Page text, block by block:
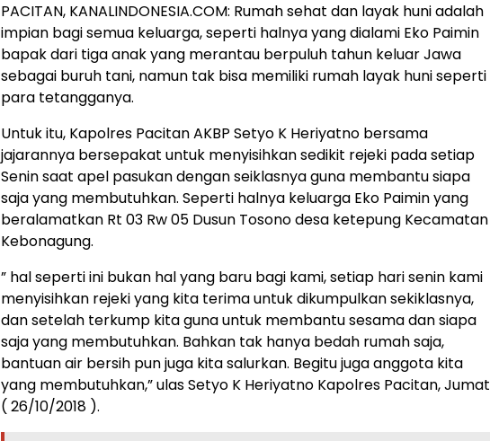
PACITAN, KANALINDONESIA.COM: Rumah sehat dan layak huni adalah
impian bagi semua keluarga, seperti halnya yang dialami Eko Paimin
bapak dari tiga anak yang merantau berpuluh tahun keluar Jawa
sebagai buruh tani, namun tak bisa memiliki rumah layak huni seperti
para tetangganya.
Untuk itu, Kapolres Pacitan AKBP Setyo K Heriyatno bersama
jajarannya bersepakat untuk menyisihkan sedikit rejeki pada setiap
Senin saat apel pasukan dengan seiklasnya guna membantu siapa
saja yang membutuhkan. Seperti halnya keluarga Eko Paimin yang
beralamatkan Rt 03 Rw 05 Dusun Tosono desa ketepung Kecamatan
Kebonagung.
” hal seperti ini bukan hal yang baru bagi kami, setiap hari senin kami
menyisihkan rejeki yang kita terima untuk dikumpulkan sekiklasnya,
dan setelah terkump kita guna untuk membantu sesama dan siapa
saja yang membutuhkan. Bahkan tak hanya bedah rumah saja,
bantuan air bersih pun juga kita salurkan. Begitu juga anggota kita
yang membutuhkan,” ulas Setyo K Heriyatno Kapolres Pacitan, Jumat
( 26/10/2018 ).